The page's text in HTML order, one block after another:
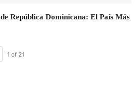
República Dominicana: El País Más
1 of 21